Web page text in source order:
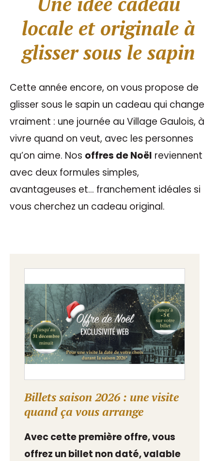
locale et originale à
glisser sous le sapin
Cette année encore, on vous propose de
glisser sous le sapin un cadeau qui change
vraiment : une journée au Village Gaulois, à
vivre quand on veut, avec les personnes
qu’on aime. Nos offres de Noël reviennent
avec deux formules simples,
avantageuses et… franchement idéales si
vous cherchez un cadeau original.
Billets saison 2026 : une visite
quand ça vous arrange
Avec cette première offre, vous
offrez un billet non daté, valable